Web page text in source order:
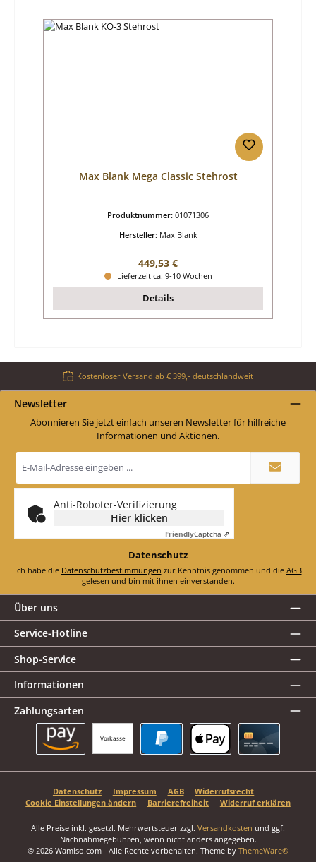
Max Blank Mega Classic Stehrost
Produktnummer: 01071306
Hersteller: Max Blank
Regulärer Preis:
449,53 €
Lieferzeit ca. 9-10 Wochen
Details
Kostenloser Versand ab € 399,- deutschlandweit
Newsletter
Abonnieren Sie jetzt einfach unseren Newsletter für hilfreiche
Informationen und Aktionen.
E-
Mail-
*
Anti-Roboter-Verifizierung
Hier klicken
FriendlyCaptcha ⇗
Datenschutz
Ich habe die Datenschutzbestimmungen zur Kenntnis genommen und die AGB
gelesen und bin mit ihnen einverstanden.
Über uns
Service-Hotline
Shop-Service
Informationen
Zahlungsarten
Vorkasse
Datenschutz Impressum AGB
Widerrufsrecht
Cookie Einstellungen ändern
Barrierefreiheit Widerruf erklären
Alle Preise inkl. gesetzl. Mehrwertsteuer zzgl. Versandkosten und ggf.
Nachnahmegebühren, wenn nicht anders angegeben.
© 2026 Wamiso.com - Alle Rechte vorbehalten. Theme by ThemeWare®